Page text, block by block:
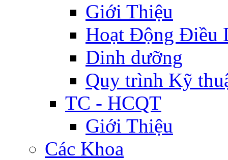
Giới Thiệu
Hoạt Động Điều
Dinh dưỡng
Quy trình Kỹ
TC - HCQT
Giới Thiệu
Các Khoa